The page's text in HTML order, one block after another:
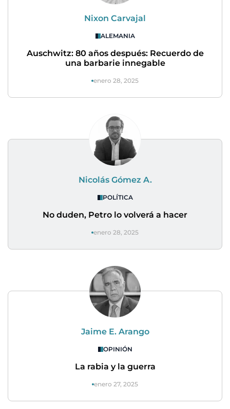
Nixon Carvajal
ALEMANIA
Auschwitz: 80 años después: Recuerdo de
una barbarie innegable
enero 28, 2025
Nicolás Gómez A.
POLÍTICA
No duden, Petro lo volverá a hacer
enero 28, 2025
Jaime E. Arango
OPINIÓN
La rabia y la guerra
enero 27, 2025